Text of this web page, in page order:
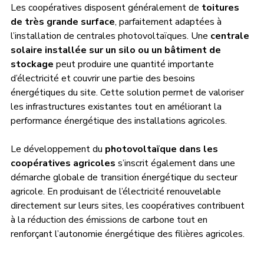
Les coopératives disposent généralement de toitures
de très grande surface, parfaitement adaptées à
l’installation de centrales photovoltaïques. Une centrale
solaire installée sur un silo ou un bâtiment de
stockage peut produire une quantité importante
d’électricité et couvrir une partie des besoins
énergétiques du site. Cette solution permet de valoriser
les infrastructures existantes tout en améliorant la
performance énergétique des installations agricoles.
Le développement du photovoltaïque dans les
coopératives agricoles s’inscrit également dans une
démarche globale de transition énergétique du secteur
agricole. En produisant de l’électricité renouvelable
directement sur leurs sites, les coopératives contribuent
à la réduction des émissions de carbone tout en
renforçant l’autonomie énergétique des filières agricoles.